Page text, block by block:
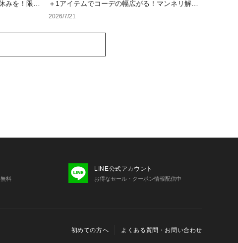
みを！限定
＋1アイテムでコーデの幅広がる！マンネリ解消
夏ファッション
2026/7/21
料
LINE公式アカウント
お得なセール・クーポン情報配信中
初めての方へ よくある質問・お問い合わせ